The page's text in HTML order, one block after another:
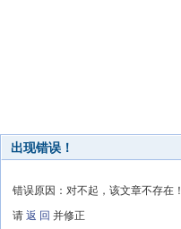
出现错误！
错误原因：对不起，该文章不存在！
请 返 回 并修正